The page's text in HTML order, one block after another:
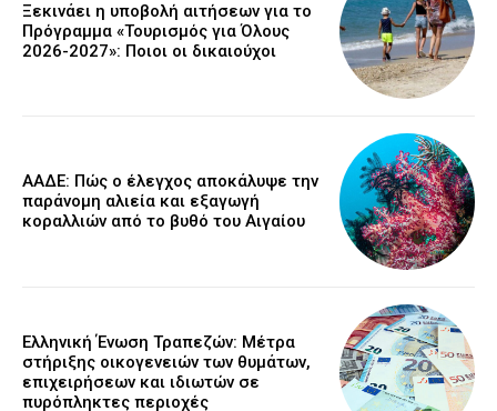
Ξεκινάει η υποβολή αιτήσεων για το
Πρόγραμμα «Τουρισμός για Όλους
2026-2027»: Ποιοι οι δικαιούχοι
ΑΑΔΕ: Πώς ο έλεγχος αποκάλυψε την
παράνομη αλιεία και εξαγωγή
κοραλλιών από το βυθό του Αιγαίου
Ελληνική Ένωση Τραπεζών: Μέτρα
στήριξης οικογενειών των θυμάτων,
επιχειρήσεων και ιδιωτών σε
πυρόπληκτες περιοχές